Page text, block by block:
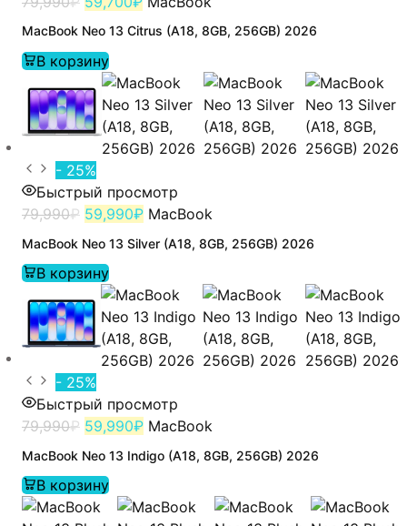
MacBook Neo 13 Citrus (A18, 8GB, 256GB) 2026
В корзину
- 25%
Быстрый просмотр
79,990₽ 59,990₽ MacBook
MacBook Neo 13 Silver (A18, 8GB, 256GB) 2026
В корзину
- 25%
Быстрый просмотр
79,990₽ 59,990₽ MacBook
MacBook Neo 13 Indigo (A18, 8GB, 256GB) 2026
В корзину